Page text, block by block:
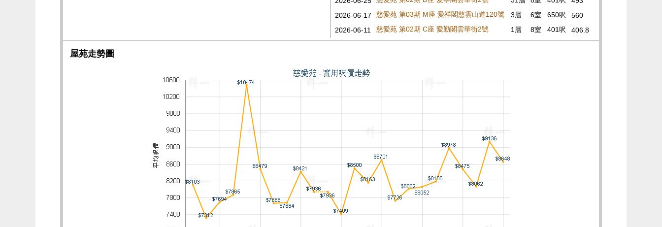
2026-06-17
慈愛苑 第03期 M座 愛祥閣慈雲山道120號 3層 6室 650呎
560
2026-06-11
慈愛苑 第02期 C座 愛勤閣雲華街2號 1層 8室 401呎 406.8
屋苑走勢圖